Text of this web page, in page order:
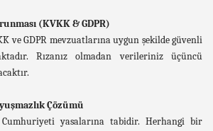
(KVKK & GDPR)
ve GDPR mevzuatlarına uygun şekilde güvenli
Rızanız olmadan verileriniz üçüncü
Çözümü
yasalarına tabidir. Herhangi bir